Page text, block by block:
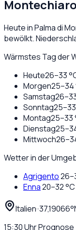
Montechiaro
Heute inPalma di
bewölkt.
Wärmstes Tag der
Heute26–33
Morgen25–34
Samstag26–
Sonntag25–33
Montag25–33
Dienstag25–
Mittwoch26–
Wetter in der
Agrigento26–
Enna20–32°C
Italien··37,19066
15:30UhrPrognose